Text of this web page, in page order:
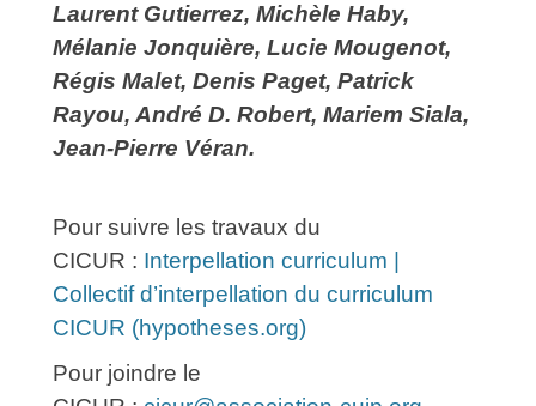
Laurent Gutierrez, Michèle Haby,
Mélanie Jonquière, Lucie Mougenot,
Régis Malet, Denis Paget, Patrick
Rayou, André D. Robert, Mariem Siala,
Jean-Pierre Véran.
Pour suivre les travaux du
CICUR : Interpellation curriculum |
Collectif d’interpellation du curriculum
CICUR (hypotheses.org)
Pour joindre le